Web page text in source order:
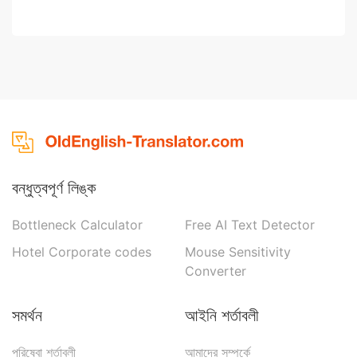
বন্ধুত্বপূর্ণ লিঙ্ক
Bottleneck Calculator
Hotel Corporate codes
Free AI Text Detector
Mouse Sensitivity
Converter
সমর্থন
পরিষেবা শর্তাবলী
আইনি শর্তাবলী
আমাদের সম্পর্কে